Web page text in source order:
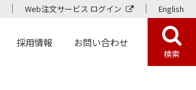
Web注文サービス ログイン English
採用情報 お問い合わせ
検索